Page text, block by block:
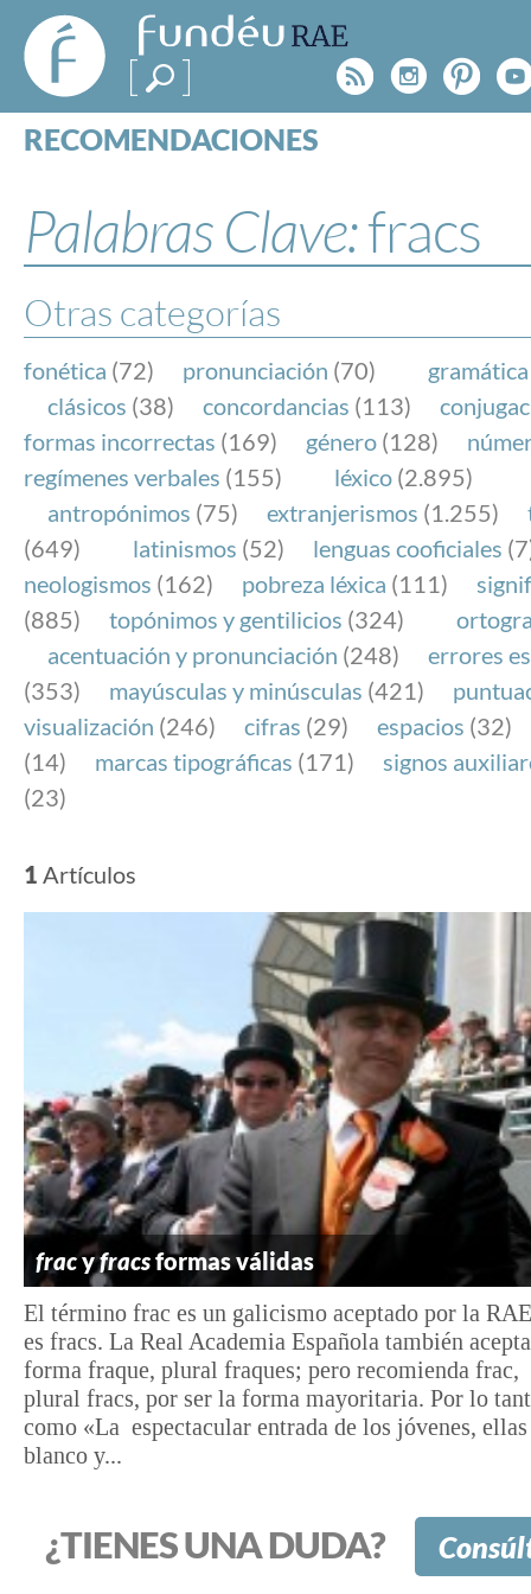
FundéuRAE
- Fundación
del Español
Urgente
Rss
RECOMENDACIONES
ESPECIALES
BLOG
NOTICIAS
SOBRE LA FUNDÉURAE
FundéuRAE es una fundación patrocinada por la
y la Real Academia Española, cuyo objetivo es
el buen uso del español en los medios de
Internet.
Palabras Clave:fracs
Otras categorías
fonética (72) pronunciación (70) gramática
clásicos (38) concordancias (113)
formas incorrectas (169) género (128)
regímenes verbales (155) léxico (2.895)
antropónimos (75) extranjerismos (1.255)
(649)
latinismos (52) lenguas cooficiales
neologismos (162) pobreza léxica (111)
(885)
topónimos y gentilicios (324)
acentuación y pronunciación (248)
errores
(353)
mayúsculas y minúsculas (421)
visualización (246) cifras (29) espacios (32)
(14)
marcas tipográficas (171)
signos
(23)
1 Artículos
fracyfracsformas válidas
El término frac es un galicismo aceptado por la
es fracs. La Real Academia Española también
forma fraque, plural fraques; pero recomienda frac,
plural fracs, por ser la forma mayoritaria. Por lo
como «La espectacular entrada de los jóvenes,
blanco y...
¿TIENES UNA DUDA?